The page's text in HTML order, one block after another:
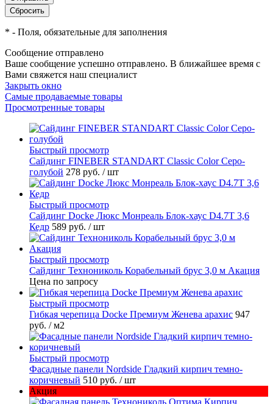
* - Поля, обязательные для заполнения
Сообщение отправлено
Ваше сообщение успешно отправлено. В ближайшее время с
Вами свяжется наш специалист
Закрыть окно
Самые продаваемые товары
Просмотренные товары
Быстрый просмотр
Cайдинг FINEBER STANDART Classic Color Серо-
голубой 278 руб. / шт
Быстрый просмотр
Сайдинг Docke Люкс Монреаль Блок-хаус D4.7T 3,6
Кедр 589 руб. / шт
Быстрый просмотр
Сайдинг Технониколь Корабельный брус 3,0 м Акация
Цена по запросу
Быстрый просмотр
Гибкая черепица Docke Премиум Женева арахис 947
руб. / м2
Быстрый просмотр
Фасадные панели Nordside Гладкий кирпич темно-
коричневый 510 руб. / шт
Акция